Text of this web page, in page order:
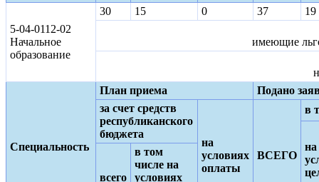
5-04-0112-02
Начальное
образование
30 15 0 37 19
имеющие
Специальность
План приема
Подано
за счет средств
республиканского
бюджета
на
условиях
оплаты
ВСЕГО
в
на
всего
в том
числе на
условиях